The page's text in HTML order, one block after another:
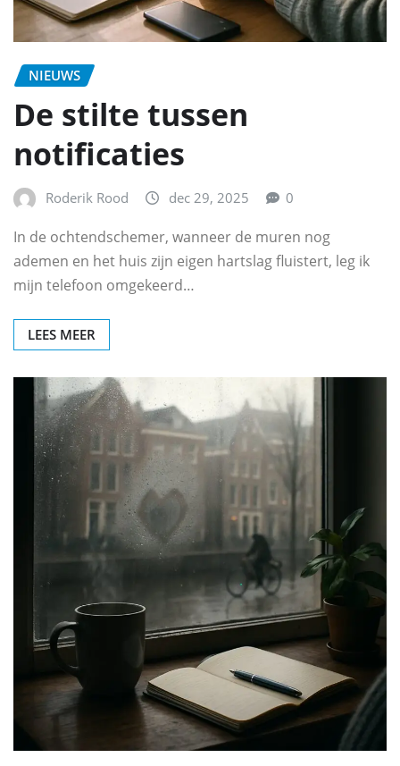
NIEUWS
De stilte tussen
notificaties
Roderik Rood dec 29, 2025 0
In de ochtendschemer, wanneer de muren nog
ademen en het huis zijn eigen hartslag fluistert, leg ik
mijn telefoon omgekeerd…
LEES MEER